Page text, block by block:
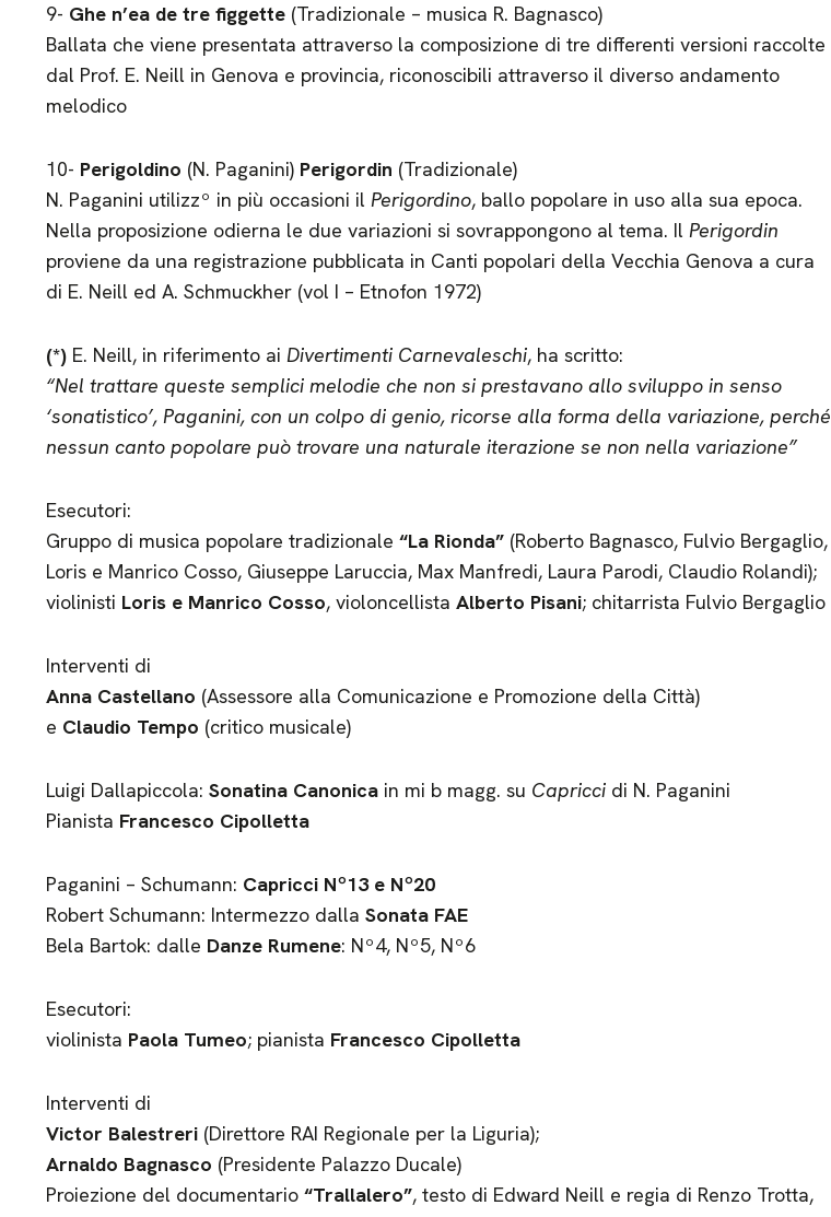
9- Ghe n’ea de tre figgette(Tradizionale – musica R. Bagnasco)
Ballata che viene presentata attraverso la composizione di tre differenti versioni raccolte
dal Prof. E. Neill in Genova e provincia, riconoscibili attraverso il diverso andamento
melodico
10- Perigoldino (N. Paganini) Perigordin (Tradizionale)
N. Paganini utilizzº in più occasioni il Perigordino, ballo popolare in uso alla sua epoca.
Nella proposizione odierna le due variazioni si sovrappongono al tema. Il Perigordin
proviene da una registrazione pubblicata in Canti popolari della Vecchia Genova a cura
di E. Neill ed A. Schmuckher (vol I – Etnofon 1972)
(*)E. Neill, in riferimento ai Divertimenti Carnevaleschi, ha scritto:
“Nel trattare queste semplici melodie che non si prestavano allo sviluppo in senso
‘sonatistico’, Paganini, con un colpo di genio, ricorse alla forma della variazione, perché
nessun canto popolare può trovare una naturale iterazione se non nella variazione”
Esecutori:
Gruppo di musica popolare tradizionale “La Rionda”(Roberto Bagnasco, Fulvio Bergaglio,
Loris e Manrico Cosso, Giuseppe Laruccia, Max Manfredi, Laura Parodi, Claudio Rolandi);
violinisti Loris e Manrico Cosso, violoncellista Alberto Pisani; chitarrista Fulvio Bergaglio
Interventi di
Anna Castellano (Assessore alla Comunicazione e Promozione della Città)
e Claudio Tempo (critico musicale)
Luigi Dallapiccola: Sonatina Canonicain mi b magg. su Capriccidi N. Paganini
Pianista Francesco Cipolletta
Paganini – Schumann: Capricci Nº13 e Nº20
Robert Schumann: Intermezzo dalla Sonata FAE
Bela Bartok: dalle Danze Rumene: Nº4, Nº5, Nº6
Esecutori:
violinista Paola Tumeo; pianista Francesco Cipolletta
Interventi di
Victor Balestreri(Direttore RAI Regionale per la Liguria);
Arnaldo Bagnasco (Presidente Palazzo Ducale)
Proiezione del documentario “Trallalero”, testo di Edward Neill e regia di Renzo Trotta,